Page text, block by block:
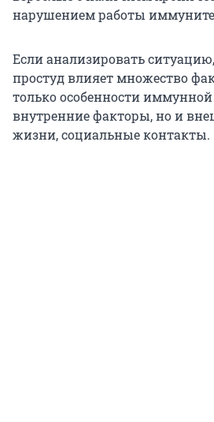
нарушением работы
Если анализировать
простуд влияет множество
только особенности
внутренние факторы, но и
жизни, социальные контакты.